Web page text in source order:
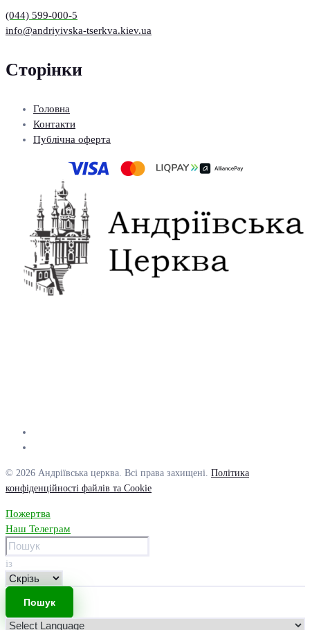
(044) 599-000-5
info@andriyivska-tserkva.kiev.ua
Сторінки
Головна
Контакти
Публічна оферта
© 2026 Андріївська церква. Всі права захищені. Політика
конфіденційності файлів та Cookie
Пожертва
Наш Телеграм
із